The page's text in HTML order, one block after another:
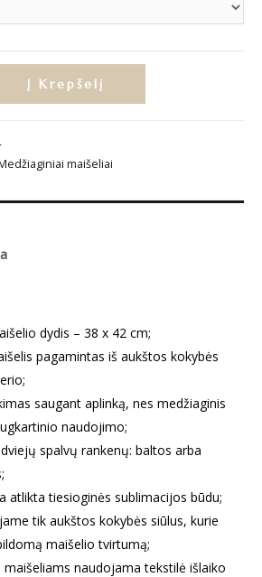
Į Krepšelį
maišeliai
dydis – 38 x 42 cm;
pagamintas iš aukštos kokybės
saugant aplinką, nes medžiaginis
naudojimo;
spalvų rankenų: baltos arba
atlikta tiesioginės sublimacijos būdu;
tik aukštos kokybės siūlus, kurie
maišelio tvirtumą;
maišeliams naudojama tekstilė išlaiko